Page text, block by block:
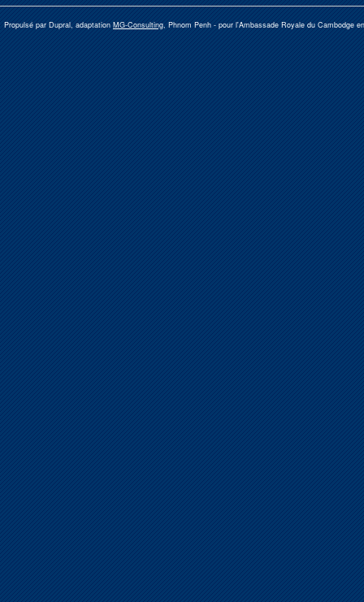
Propulsé par Dupral, adaptation MG-Consulting, Phnom Penh - pour l'Ambassade Royale du Cambodge